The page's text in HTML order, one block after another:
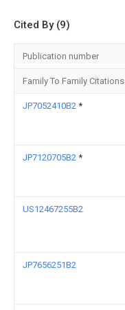
Cited By (9)
Publication number
Family To Family Citations
JP7052410B2 *
JP7120705B2 *
US12467255B2
JP7656251B2